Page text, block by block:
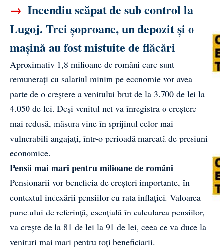
→ Incendiu scăpat de sub control la
Lugoj. Trei șoproane, un depozit și o
mașină au fost mistuite de flăcări
Aproximativ 1,8 milioane de români care sunt
remunerați cu salariul minim pe economie vor avea
parte de o creștere a venitului brut de la 3.700 de lei la
4.050 de lei. Deși venitul net va înregistra o creștere
mai redusă, măsura vine în sprijinul celor mai
vulnerabili angajați, într-o perioadă marcată de presiuni
economice.
Pensii mai mari pentru milioane de români
Pensionarii vor beneficia de creșteri importante, în
contextul indexării pensiilor cu rata inflației. Valoarea
punctului de referință, esențială în calcularea pensiilor,
va crește de la 81 de lei la 91 de lei, ceea ce va duce la
venituri mai mari pentru toți beneficiarii.